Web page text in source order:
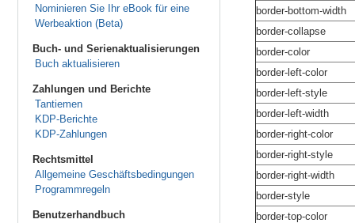
Nominieren Sie Ihr eBook für eine
Werbeaktion (Beta)
Buch- und Serienaktualisierungen
Buch aktualisieren
Zahlungen und Berichte
Tantiemen
KDP-Berichte
KDP-Zahlungen
Rechtsmittel
Allgemeine Geschäftsbedingungen
Programmregeln
Benutzerhandbuch
border-bottom-width
border-collapse
border-color
border-left-color
border-left-style
border-left-width
border-right-color
border-right-style
border-right-width
border-style
border-top-color